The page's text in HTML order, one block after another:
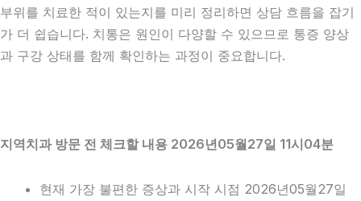
부위를 치료한 적이 있는지를 미리 정리하면 상담 흐름을 잡기
가 더 쉽습니다. 치통은 원인이 다양할 수 있으므로 통증 양상
과 구강 상태를 함께 확인하는 과정이 중요합니다.
지역치과 방문 전 체크할 내용 2026년05월27일 11시04분
현재 가장 불편한 증상과 시작 시점 2026년05월27일